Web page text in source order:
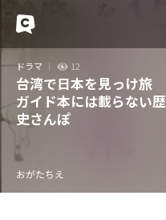
ドラマ 12
台湾で日本を見っけ旅
ガイド本には載らない歴
史さんぽ
おがたちえ